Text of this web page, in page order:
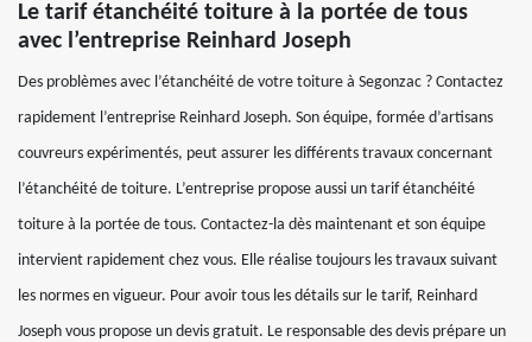
Le tarif étanchéité toiture à la portée de tous
avec l’entreprise Reinhard Joseph
Des problèmes avec l’étanchéité de votre toiture à Segonzac ? Contactez
rapidement l’entreprise Reinhard Joseph. Son équipe, formée d’artisans
couvreurs expérimentés, peut assurer les différents travaux concernant
l’étanchéité de toiture. L’entreprise propose aussi un tarif étanchéité
toiture à la portée de tous. Contactez-la dès maintenant et son équipe
intervient rapidement chez vous. Elle réalise toujours les travaux suivant
les normes en vigueur. Pour avoir tous les détails sur le tarif, Reinhard
Joseph vous propose un devis gratuit. Le responsable des devis prépare un